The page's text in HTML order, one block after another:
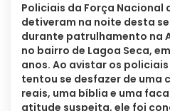
Policiais da Força Nacional
detiveram na noite desta
durante patrulhamento na
no bairro de Lagoa Seca,
anos. Ao avistar os
tentou se desfazer de uma
reais, uma bíblia e uma
atitude suspeita, ele foi